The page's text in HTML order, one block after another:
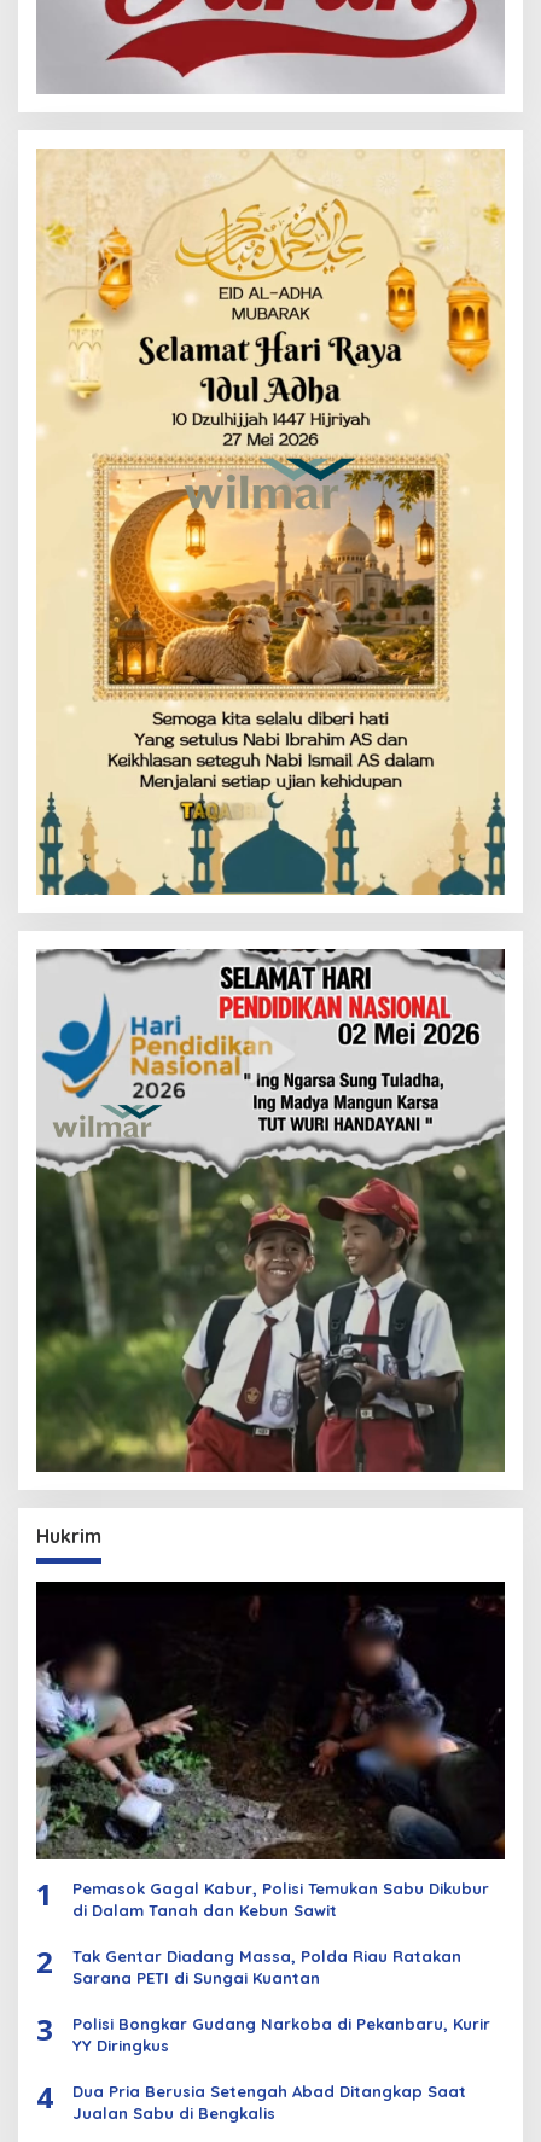
Hukrim
1
Pemasok Gagal Kabur, Polisi Temukan Sabu Dikubur
di Dalam Tanah dan Kebun Sawit
2
Tak Gentar Diadang Massa, Polda Riau Ratakan
Sarana PETI di Sungai Kuantan
3
Polisi Bongkar Gudang Narkoba di Pekanbaru, Kurir
YY Diringkus
4
Dua Pria Berusia Setengah Abad Ditangkap Saat
Jualan Sabu di Bengkalis